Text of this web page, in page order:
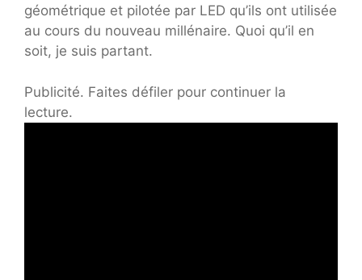
géométrique et pilotée par LED qu’ils ont utilisée
au cours du nouveau millénaire. Quoi qu’il en
soit, je suis partant.
Publicité. Faites défiler pour continuer la
lecture.